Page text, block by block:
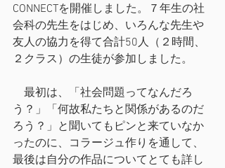
CONNECTを開催しました。７年生の社
会科の先生をはじめ、 いろんな先生や
友人の協力を得て合計50人（２時間、
２クラス）の生徒が参加しました。
最初は、「社会問題ってなんだろ
う？」「何故私たちと関係があるのだ
ろう？」と聞いてもピンと来ていなか
ったのに、コラージュ作りを通して、
最後は自分の作品についてとても詳し